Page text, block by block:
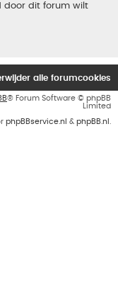
door dit forum wilt
alle forumcookies
® Forum Software © phpBB
Limited
phpBBservice.nl & phpBB.nl